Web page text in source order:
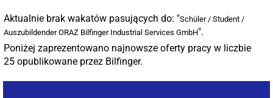
Aktualnie brak wakatów pasujących do: "Schüler / Student /
Auszubildender ORAZ Bilfinger Industrial Services GmbH".
Poniżej zaprezentowano najnowsze oferty pracy w liczbie
25 opublikowane przez Bilfinger.